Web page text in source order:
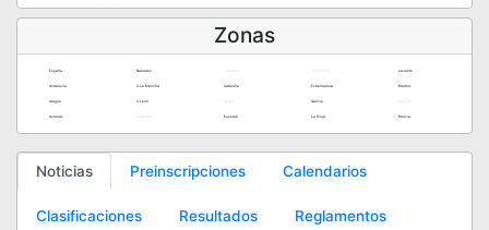
Zonas
España Baleares Levante
Andalucía C.La Mancha Cataluña Extremadura Madrid
Aragon C.Leon Galicia
Asturias Euskadi La Rioja Murcia
Noticias Preinscripciones Calendarios
Clasificaciones Resultados Reglamentos